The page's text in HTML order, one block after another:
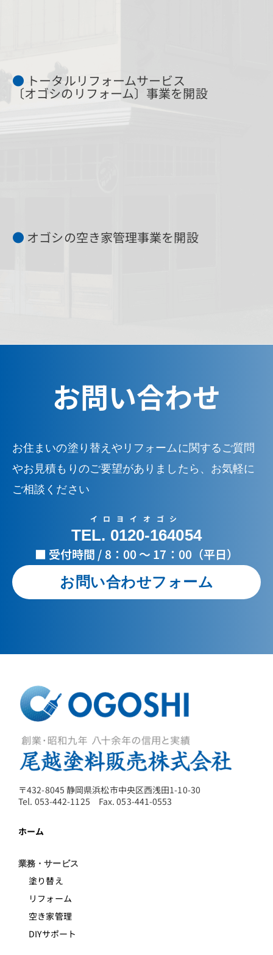
● トータルリフォームサービス
〔オゴシのリフォーム〕事業を開設
● オゴシの空き家管理事業を開設
お問い合わせ
お住まいの塗り替えやリフォームに関するご質問
やお見積もりのご要望がありましたら、お気軽に
ご相談ください
イロヨイオゴシ
TEL. 0120-164054
■ 受付時間 / 8：00 ～ 17：00（平日）
お問い合わせフォーム
〒432-8045 静岡県浜松市中央区西浅田1-10-30
Tel. 053-442-1125 Fax. 053-441-0553
ホーム
業務・サービス
塗り替え
リフォーム
空き家管理
DIYサポート